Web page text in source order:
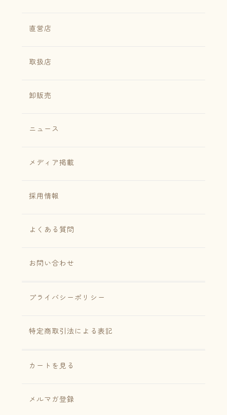
直営店
取扱店
卸販売
ニュース
メディア掲載
採用情報
よくある質問
お問い合わせ
プライバシーポリシー
特定商取引法による表記
カートを見る
メルマガ登録